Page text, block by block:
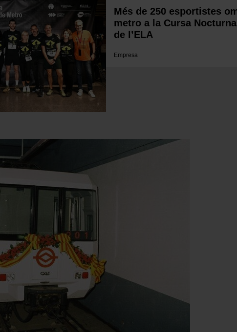
Més de 250 esportistes
metro a la Cursa
de l’ELA
Empresa